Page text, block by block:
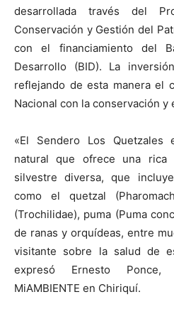
desarrollada través del
Conservación y Gestión del
con el financiamiento del
Desarrollo (BID). La
reflejando de esta manera el
Nacional con la conservación
«El Sendero Los Quetzales
natural que ofrece una rica
silvestre diversa, que
como el quetzal (
(Trochilidae), puma (Puma
de ranas y orquídeas, entre
visitante sobre la salud de
expresó Ernesto
MiAMBIENTE en Chiriquí.